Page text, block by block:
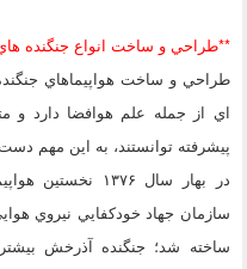
**طراحي و ساخت انواع جنگنده
طراحي و ساخت هواپيماهاي
اي از جمله علم هوافضا دارد و
پيشرفته توانستند، به اين مهم دست
در بهار سال
سازمان جهاد خودكفايي نيروي
ساخته شد؛ جنگنده آذرخش